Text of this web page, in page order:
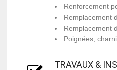
Renforcement
Remplacement
Remplacement
Poignées,
TRAVAUX &